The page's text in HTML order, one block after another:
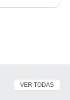
VER TODAS